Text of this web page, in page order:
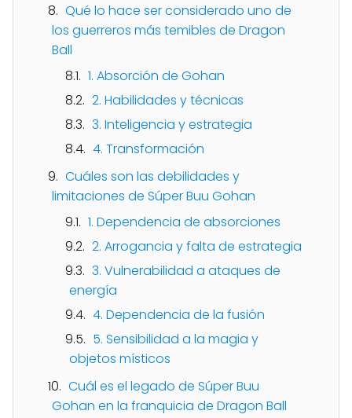
Qué lo hace ser considerado uno de
los guerreros más temibles de Dragon
Ball
1. Absorción de Gohan
2. Habilidades y técnicas
3. Inteligencia y estrategia
4. Transformación
Cuáles son las debilidades y
limitaciones de Súper Buu Gohan
1. Dependencia de absorciones
2. Arrogancia y falta de estrategia
3. Vulnerabilidad a ataques de
energía
4. Dependencia de la fusión
5. Sensibilidad a la magia y
objetos místicos
Cuál es el legado de Súper Buu
Gohan en la franquicia de Dragon Ball